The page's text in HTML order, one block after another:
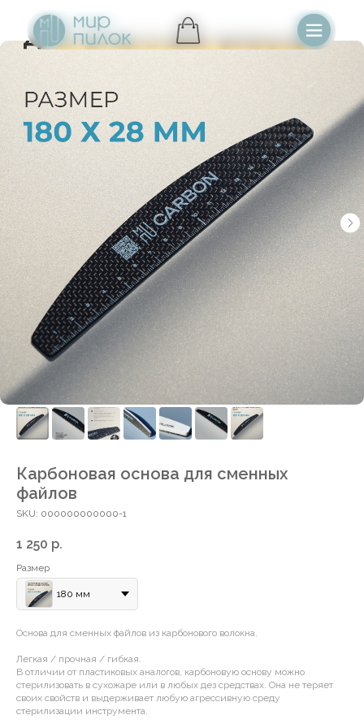
Карбоновая основа для сменных
файлов
SKU: 000000000000-1
1 250 р.
Размер
180 мм
Основа для сменных файлов из карбонового волокна.
Легкая / прочная / гибкая.
В отличии от пластиковых аналогов, карбоновую основу можно
стерилизовать в сухожаре или в любых дез средствах. Она не теряет
своих свойств и выдерживает любую агрессивную среду
стерилизации инструмента.